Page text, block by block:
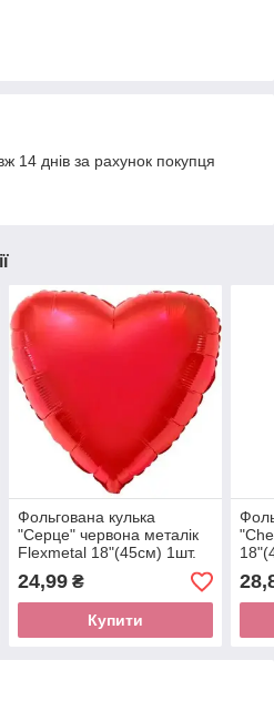
14 днів за рахунок покупця
Фольгована кулька
"Серце" червона металік
Flexmetal 18"(45см) 1шт.
24,99₴
Купити